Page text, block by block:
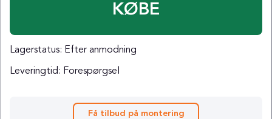
KØBE
Lagerstatus: Efter anmodning
Leveringtid: Forespørgsel
Få tilbud på montering